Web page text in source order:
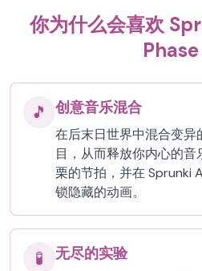
你为什么会喜欢
🎵 创意音乐混合
在后末日世界中混合变异
目，从而释放你内心的
栗的节拍，并在 Sprunki
锁隐藏的动画。
🧪 无尽的实验